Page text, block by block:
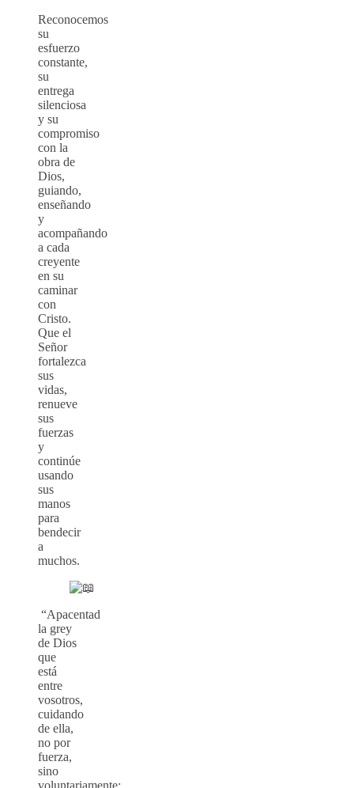
Reconocemos
su
esfuerzo
constante,
su
entrega
silenciosa
y su
compromiso
con la
obra de
Dios,
guiando,
enseñando
y
acompañando
a cada
creyente
en su
caminar
con
Cristo.
Que el
Señor
fortalezca
sus
vidas,
renueve
sus
fuerzas
y
continúe
usando
sus
manos
para
bendecir
a
muchos.
“Apacentad
la grey
de Dios
que
está
entre
vosotros,
cuidando
de ella,
no por
fuerza,
sino
voluntariamente;